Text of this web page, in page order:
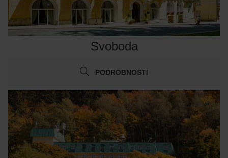
Svoboda
PODROBNOSTI